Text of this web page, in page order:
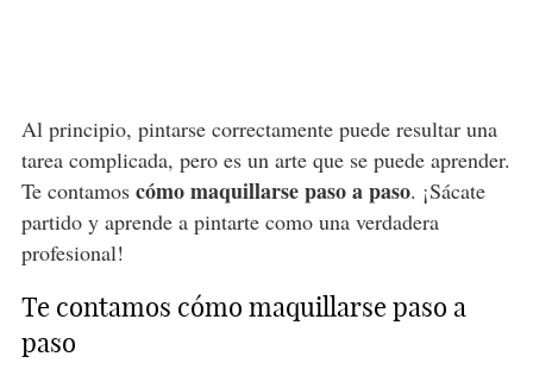
Al principio, pintarse correctamente puede resultar una
tarea complicada, pero es un arte que se puede aprender.
Te contamoscómo maquillarse paso a paso. ¡Sácate
partido y aprende a pintarte como una verdadera
profesional!
Te contamos cómo maquillarse paso a
paso